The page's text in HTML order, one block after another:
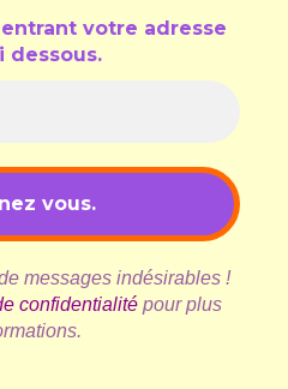
votre adresse
dessous.
messages indésirables !
confidentialité pour plus